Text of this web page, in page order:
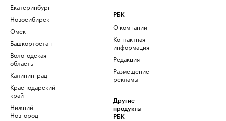
Екатеринбург
Новосибирск
Омск
Башкортостан
Вологодская
область
Калининград
Краснодарский
край
Нижний
Новгород
РБК
О компании
Контактная
информация
Редакция
Размещение
рекламы
Другие
продукты
РБК